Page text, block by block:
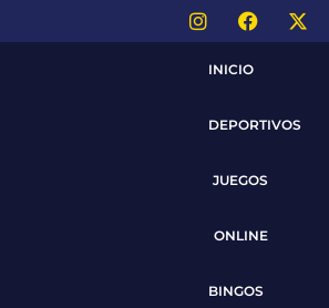
INICIO
DEPORTIVOS
JUEGOS
ONLINE
BINGOS